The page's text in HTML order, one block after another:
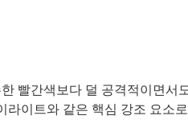
빨간색보다 덜 공격적이면서
라이트와 같은 핵심 강조 요소